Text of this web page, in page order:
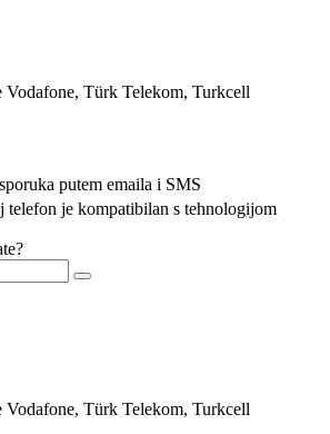
Vodafone, Türk Telekom, Turkcell
putem emaila i SMS
telefon je kompatibilan s tehnologijom
Vodafone, Türk Telekom, Turkcell